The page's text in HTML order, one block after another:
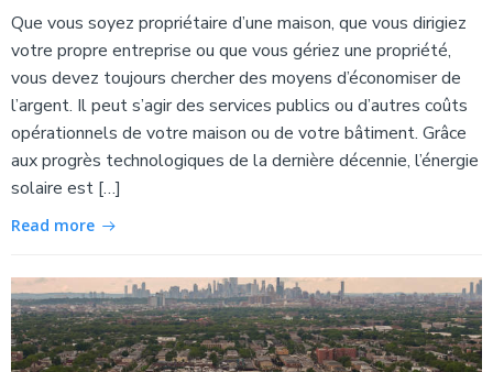
Que vous soyez propriétaire d’une maison, que vous dirigiez
votre propre entreprise ou que vous gériez une propriété,
vous devez toujours chercher des moyens d’économiser de
l’argent. Il peut s’agir des services publics ou d’autres coûts
opérationnels de votre maison ou de votre bâtiment. Grâce
aux progrès technologiques de la dernière décennie, l’énergie
solaire est […]
Read more